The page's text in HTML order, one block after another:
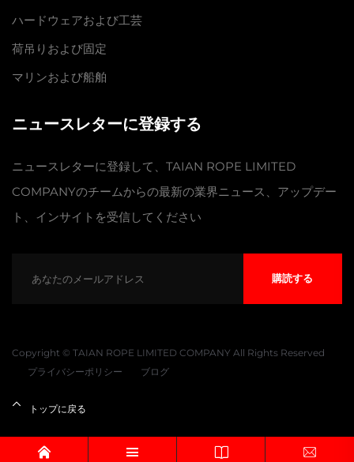
ハードウェアおよび工芸
荷吊りおよび固定
マリンおよび船舶
ニュースレターに登録する
ニュースレターに登録して、TAIAN ROPE LIMITED
COMPANYのチームからの最新の業界ニュース、アップデー
ト、インサイトを受信してください
購読する
Copyright © TAIAN ROPE LIMITED COMPANY All Rights Reserved
プライバシーポリシー
ブログ
トップに戻る